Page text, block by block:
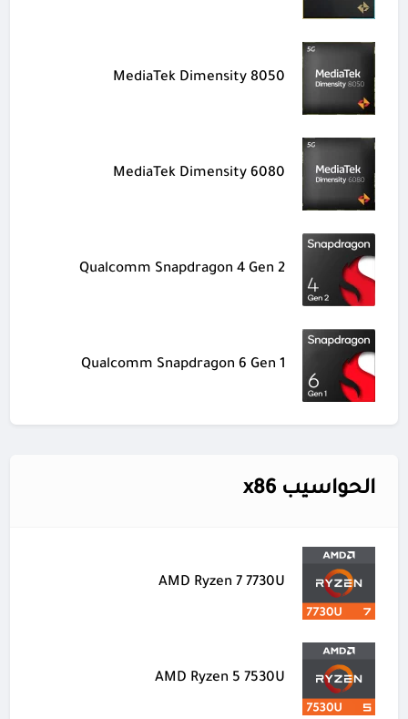
MediaTek Dimensity 8050
MediaTek Dimensity 6080
Qualcomm Snapdragon 4 Gen 2
Qualcomm Snapdragon 6 Gen 1
الحواسيب x86
AMD Ryzen 7 7730U
AMD Ryzen 5 7530U